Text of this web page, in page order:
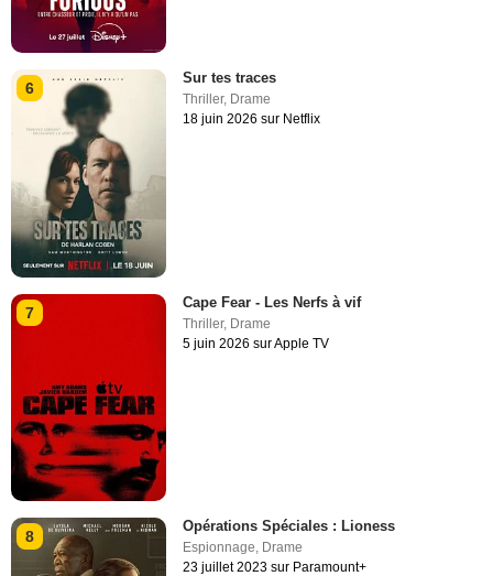
6
Sur tes traces
Thriller, Drame
18 juin 2026 sur Netflix
7
Cape Fear - Les Nerfs à vif
Thriller, Drame
5 juin 2026 sur Apple TV
8
Opérations Spéciales : Lioness
Espionnage, Drame
23 juillet 2023 sur Paramount+